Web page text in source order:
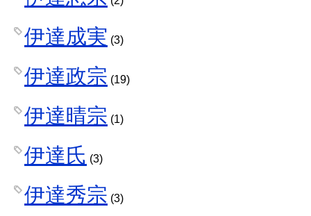
伊達成実 (3)
伊達政宗 (19)
伊達晴宗 (1)
伊達氏 (3)
伊達秀宗 (3)